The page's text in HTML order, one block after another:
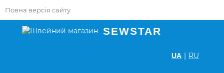
Повна версія сайту
UA | RU
SEWSTAR